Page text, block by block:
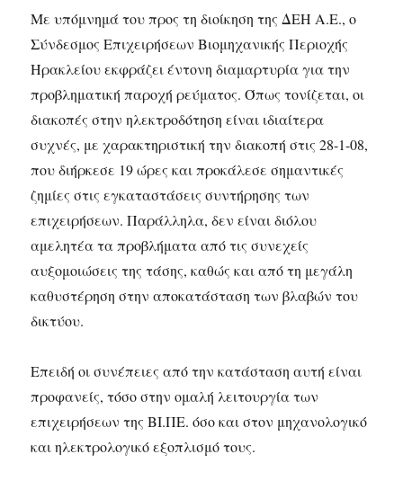
Με υπόμνημά του προς τη διοίκηση της ΔΕΗ Α.Ε., ο
Σύνδεσμος Επιχειρήσεων Βιομηχανικής Περιοχής
Ηρακλείου εκφράζει έντονη διαμαρτυρία για την
προβληματική παροχή ρεύματος. Όπως τονίζεται, οι
διακοπές στην ηλεκτροδότηση είναι ιδιαίτερα
συχνές, με χαρακτηριστική την διακοπή στις 28-1-08,
που διήρκεσε 19 ώρες και προκάλεσε σημαντικές
ζημίες στις εγκαταστάσεις συντήρησης των
επιχειρήσεων. Παράλληλα, δεν είναι διόλου
αμελητέα τα προβλήματα από τις συνεχείς
αυξομοιώσεις της τάσης, καθώς και από τη μεγάλη
καθυστέρηση στην αποκατάσταση των βλαβών του
δικτύου.
Επειδή οι συνέπειες από την κατάσταση αυτή είναι
προφανείς, τόσο στην ομαλή λειτουργία των
επιχειρήσεων της ΒΙ.ΠΕ. όσο και στον μηχανολογικό
και ηλεκτρολογικό εξοπλισμό τους.